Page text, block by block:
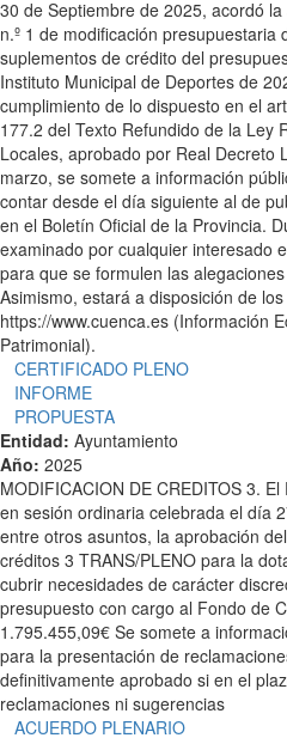
30 de Septiembre de 2025, acordó
n.º 1 de modificación
suplementos de crédito del
Instituto Municipal de Deportes de
cumplimiento de lo dispuesto en el
177.2 del Texto Refundido de la Ley
Locales, aprobado por Real Decreto
marzo, se somete a información
contar desde el día siguiente al de
en el Boletín Oficial de la Provincia.
examinado por cualquier interesado
para que se formulen las
Asimismo, estará a disposición de
https://www.cuenca.es (Información
Patrimonial).
CERTIFICADO PLENO
INFORME
PROPUESTA
Entidad: Ayuntamiento
Año: 2025
MODIFICACION DE CREDITOS 3.
en sesión ordinaria celebrada el día
entre otros asuntos, la aprobación
créditos 3 TRANS/PLENO para la
cubrir necesidades de carácter
presupuesto con cargo al Fondo de
1.795.455,09€ Se somete a
para la presentación de
definitivamente aprobado si en el
reclamaciones ni sugerencias
ACUERDO PLENARIO